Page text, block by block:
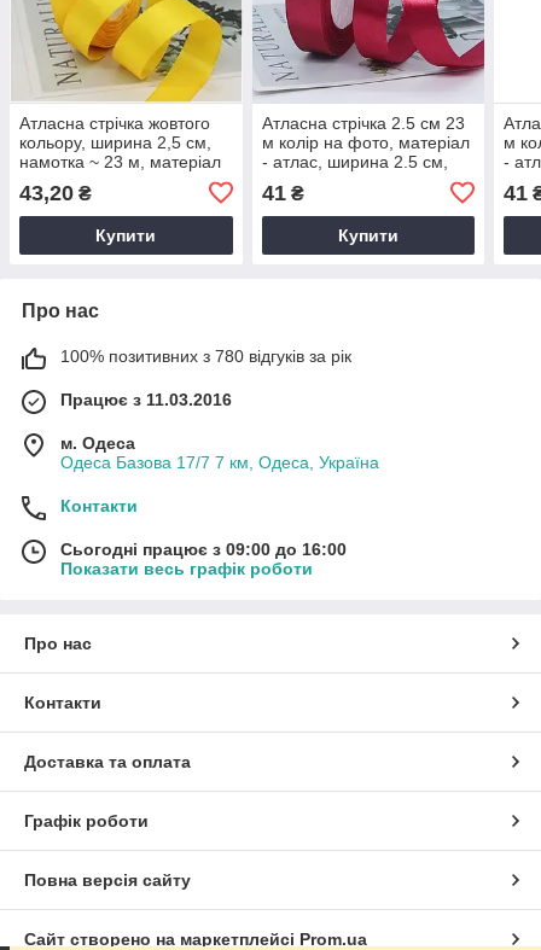
Атласна стрічка жовтого
кольору, ширина 2,5 см,
намотка ~ 23 м, матеріал
атлас, довжина 23 метри
43,20 ₴
Купити
Атласна стрічка 2.5 см 23
м колір на фото, матеріал
- атлас, ширина 2.5 см,
41₴
Купити
м
-
41
Про нас
100% позитивних з 780 відгуків за рік
Працює з 11.03.2016
м. Одеса
Одеса Базова 17/7 7 км, Одеса, Україна
Контакти
Сьогодні працює з 09:00 до 16:00
Показати весь графік роботи
Про нас
Контакти
Доставка та оплата
Графік роботи
Повна версія сайту
Сайт створено на маркетплейсі Prom.ua